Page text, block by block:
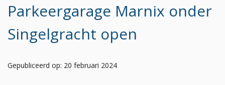
Parkeergarage Marnix onder
Singelgracht open
Gepubliceerd op: 20 februari 2024